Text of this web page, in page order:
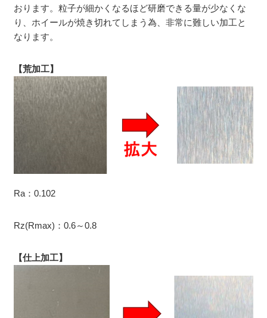
おります。粒子が細かくなるほど研磨できる量が少なくな
り、ホイールが焼き切れてしまう為、非常に難しい加工と
なります。
【荒加工】
Ra：0.102
Rz(Rmax)：0.6～0.8
【仕上加工】